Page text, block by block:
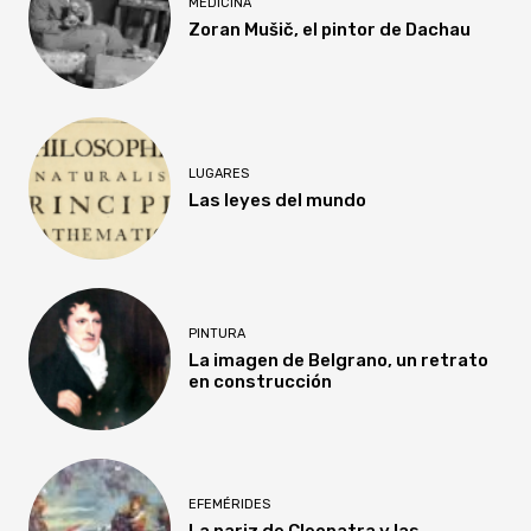
Zoran Mušič, el pintor de Dachau
LUGARES
Las leyes del mundo
PINTURA
La imagen de Belgrano, un retrato
en construcción
EFEMÉRIDES